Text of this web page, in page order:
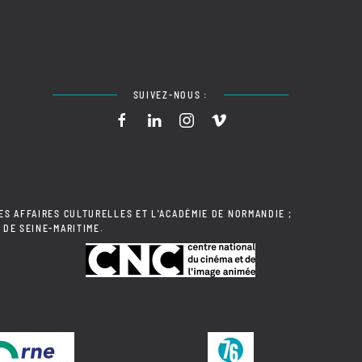
SUIVEZ-NOUS :
AFFAIRES CULTURELLES ET L'ACADÉMIE DE NORMANDIE ;
SEINE-MARITIME.